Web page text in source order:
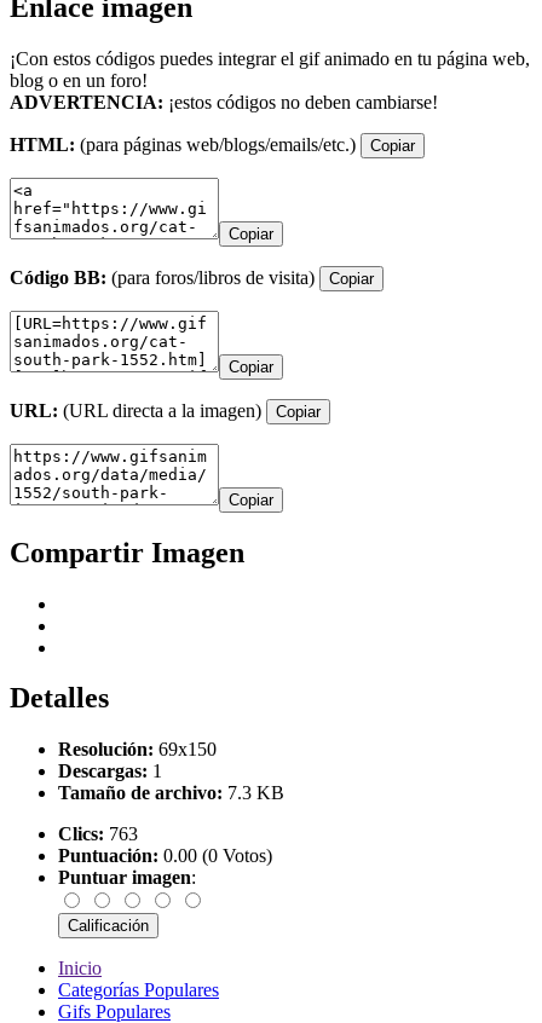
Enlace imagen
¡Con estos códigos puedes integrar el gif animado en tu página web,
blog o en un foro!
ADVERTENCIA: ¡estos códigos no deben cambiarse!
HTML: (para páginas web/blogs/emails/etc.) Copiar
Copiar
Código BB: (para foros/libros de visita) Copiar
Copiar
URL: (URL directa a la imagen) Copiar
Copiar
Compartir Imagen
Detalles
Resolución: 69x150
Descargas: 1
Tamaño de archivo: 7.3 KB
Clics: 763
Puntuación: 0.00 (0 Votos)
Puntuar imagen:
Inicio
Categorías Populares
Gifs Populares